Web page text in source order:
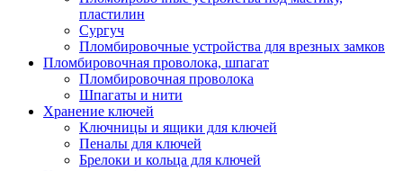
пластилин
Сургуч
Пломбировочные устройства для врезных замков
Пломбировочная проволока, шпагат
Пломбировочная проволока
Шпагаты и нити
Хранение ключей
Ключницы и ящики для ключей
Пеналы для ключей
Брелоки и кольца для ключей